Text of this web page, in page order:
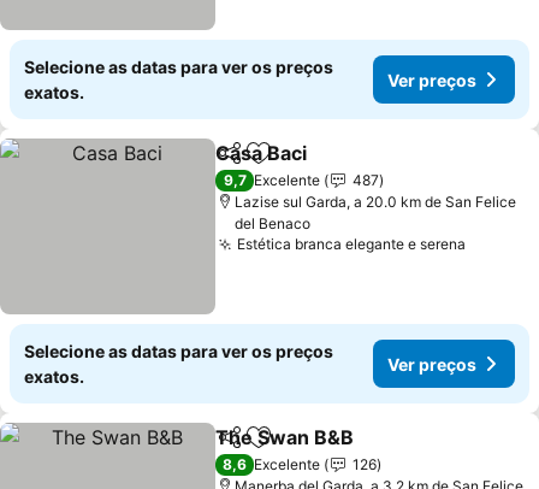
Selecione as datas para ver os preços
exatos.
Ver preços
PartilharAdicionar aos favoritos
Casa Baci
9,7 Excelente
487
Lazise sul Garda, a 20.0 km de San Felice
del Benaco
Estética branca elegante e serena
Selecione as datas para ver os preços
exatos.
Ver preços
PartilharAdicionar aos favoritos
The Swan B&B
8,6 Excelente
126